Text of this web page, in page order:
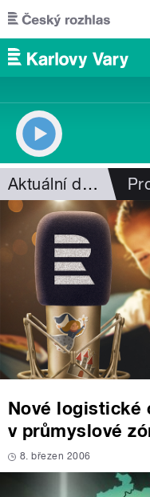
Přejít k hlavnímu obsahu
Aktuální dění
Nové logistické
v průmyslové
8. březen 2006